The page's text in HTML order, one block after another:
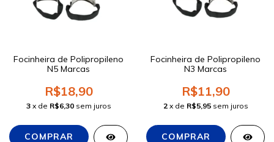
Focinheira de Polipropileno
N5 Marcas
R$18,90
3 x de R$6,30 sem juros
Focinheira de Polipropileno
N3 Marcas
R$11,90
2 x de R$5,95 sem juros